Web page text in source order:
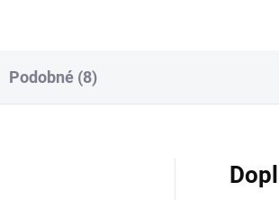
Podobné (8)